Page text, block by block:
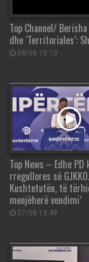
Top Channel/
dhe ‘Territoriales’:
08/08 15:10
Top News – Edhe PD
rregullores së
Kushtetutën, të
menjëherë vendimi’
07/08 13:49